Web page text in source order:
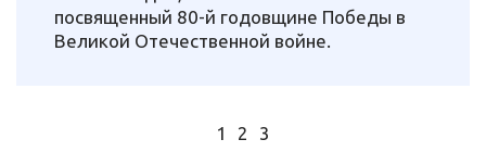
посвященный 80-й годовщине Победы в
Великой Отечественной войне.
1 2 3